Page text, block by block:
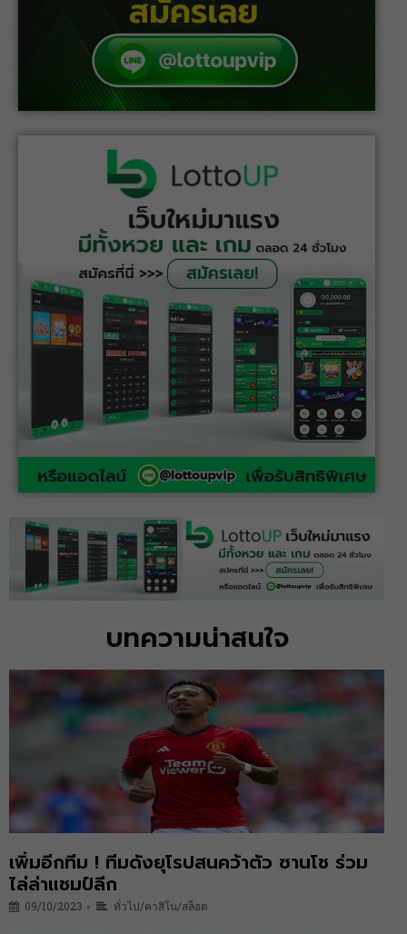
บทความน่าสนใจ
เพิ่มอีกทีม ! ทีมดังยุโรปสนคว้าตัว ซานโช ร่วม
ไล่ล่าแชมป์ลีก
09/10/2023 • ทั่วไป/คาสิโน/สล็อต